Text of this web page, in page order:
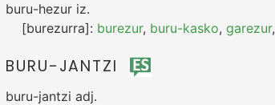
buru-hezur iz.
[burezurra]: burezur, buru-kasko, garezur,
BURU-JANTZI
buru-jantzi adj.